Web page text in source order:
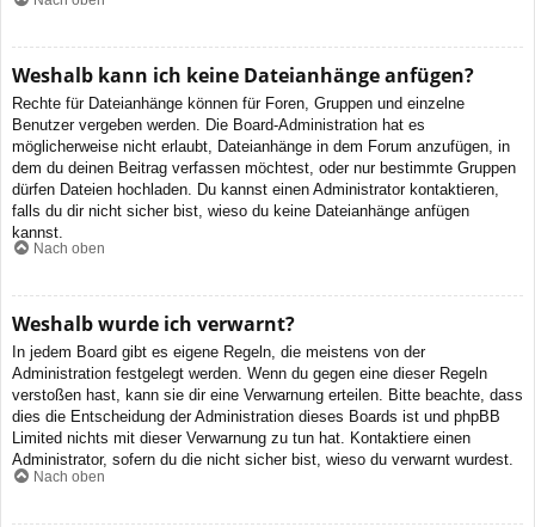
Weshalb kann ich keine Dateianhänge anfügen?
Rechte für Dateianhänge können für Foren, Gruppen und einzelne
Benutzer vergeben werden. Die Board-Administration hat es
möglicherweise nicht erlaubt, Dateianhänge in dem Forum anzufügen, in
dem du deinen Beitrag verfassen möchtest, oder nur bestimmte Gruppen
dürfen Dateien hochladen. Du kannst einen Administrator kontaktieren,
falls du dir nicht sicher bist, wieso du keine Dateianhänge anfügen
kannst.
Nach oben
Weshalb wurde ich verwarnt?
In jedem Board gibt es eigene Regeln, die meistens von der
Administration festgelegt werden. Wenn du gegen eine dieser Regeln
verstoßen hast, kann sie dir eine Verwarnung erteilen. Bitte beachte, dass
dies die Entscheidung der Administration dieses Boards ist und phpBB
Limited nichts mit dieser Verwarnung zu tun hat. Kontaktiere einen
Administrator, sofern du die nicht sicher bist, wieso du verwarnt wurdest.
Nach oben